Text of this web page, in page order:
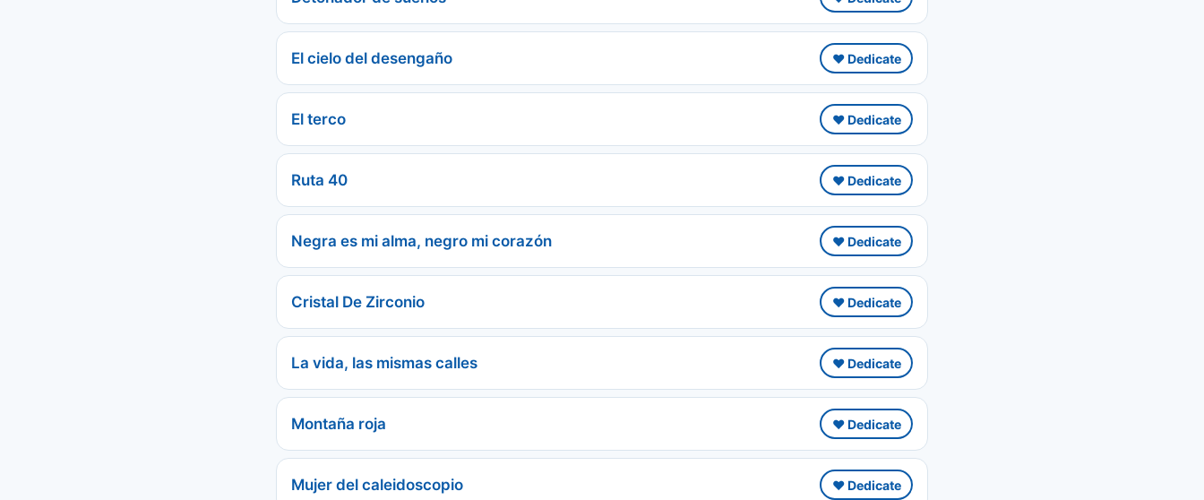
El cielo del desengaño ❤️ Dedicate
El terco ❤️ Dedicate
Ruta 40 ❤️ Dedicate
Negra es mi alma, negro mi corazón ❤️ Dedicate
Cristal De Zirconio ❤️ Dedicate
La vida, las mismas calles ❤️ Dedicate
Montaña roja ❤️ Dedicate
Mujer del caleidoscopio ❤️ Dedicate